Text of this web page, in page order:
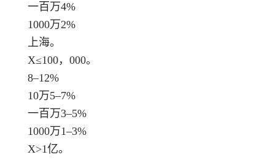
一百万4%
1000万2%
上海。
X≤100，000。
8–12%
10万5–7%
一百万3–5%
1000万1–3%
X>1亿。